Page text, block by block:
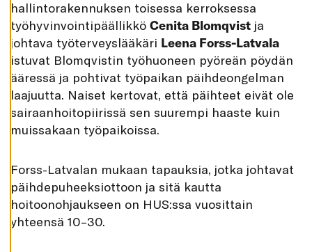
K
I
K
I
H
K
Y
I
K
K
I
E
Ä
hallintorakennuksen toisessa kerroksessa
työhyvinvointipäällikkö Cenita Blomqvist ja
johtava työterveyslääkäri Leena Forss-Latvala
istuvat Blomqvistin työhuoneen pyöreän pöydän
ääressä ja pohtivat työpaikan päihdeongelman
laajuutta. Naiset kertovat, että päihteet eivät ole
sairaanhoitopiirissä sen suurempi haaste kuin
muissakaan työpaikoissa.
Forss-Latvalan mukaan tapauksia, jotka johtavat
päihdepuheeksiottoon ja sitä kautta
hoitoonohjaukseen on HUS:ssa vuosittain
yhteensä 10–30.